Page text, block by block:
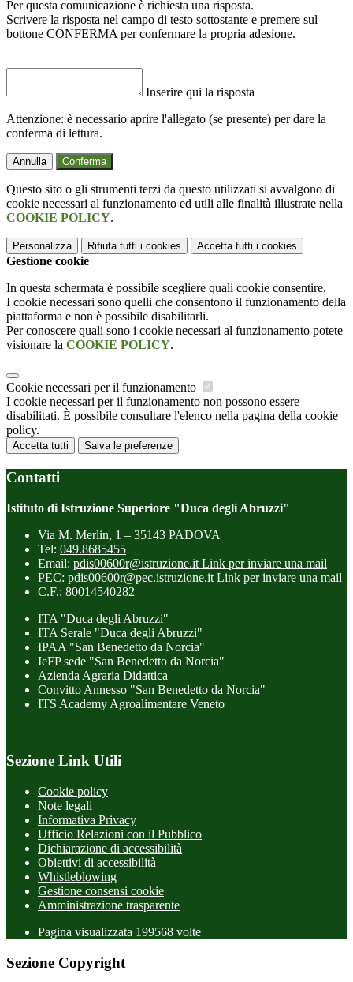
Per questa comunicazione è richiesta una risposta.
Scrivere la risposta nel campo di testo sottostante e premere sul
bottone CONFERMA per confermare la propria adesione.
Inserire qui la risposta
Attenzione: è necessario aprire l'allegato (se presente) per dare la
conferma di lettura.
Annulla Conferma
Questo sito o gli strumenti terzi da questo utilizzati si avvalgono di
cookie necessari al funzionamento ed utili alle finalità illustrate nella
COOKIE POLICY.
Personalizza Rifiuta tutti i cookies Accetta tutti i cookies
Gestione cookie
In questa schermata è possibile scegliere quali cookie consentire.
I cookie necessari sono quelli che consentono il funzionamento della
piattaforma e non è possibile disabilitarli.
Per conoscere quali sono i cookie necessari al funzionamento potete
visionare la COOKIE POLICY.
Cookie necessari per il funzionamento
I cookie necessari per il funzionamento non possono essere
disabilitati. È possibile consultare l'elenco nella pagina della cookie
policy.
Accetta tutti Salva le preferenze
Contatti
Istituto di Istruzione Superiore "Duca degli Abruzzi"
Via M. Merlin, 1 – 35143 PADOVA
Tel: 049.8685455
Email: pdis00600r@istruzione.it Link per inviare una mail
PEC: pdis00600r@pec.istruzione.it Link per inviare una mail
C.F.: 80014540282
ITA "Duca degli Abruzzi"
ITA Serale "Duca degli Abruzzi"
IPAA "San Benedetto da Norcia"
IeFP sede "San Benedetto da Norcia"
Azienda Agraria Didattica
Convitto Annesso "San Benedetto da Norcia"
ITS Academy Agroalimentare Veneto
Sezione Link Utili
Cookie policy
Note legali
Informativa Privacy
Ufficio Relazioni con il Pubblico
Dichiarazione di accessibilità
Obiettivi di accessibilità
Whistleblowing
Gestione consensi cookie
Amministrazione trasparente
Pagina visualizzata 199568 volte
Sezione Copyright